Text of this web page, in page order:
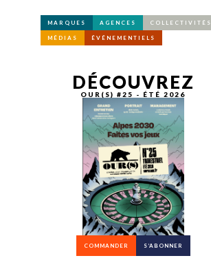
MARQUES AGENCES COLLECTIVITÉS
MÉDIAS ÉVÉNEMENTIELS
DÉCOUVREZ
OUR(S) #25 - ÉTÉ 2026
COMMANDER S’ABONNER